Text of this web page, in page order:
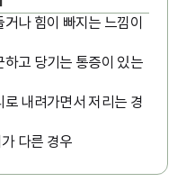
나 힘이 빠지는 느낌이
고 당기는 통증이 있는
내려가면서 저리는 경
다른 경우